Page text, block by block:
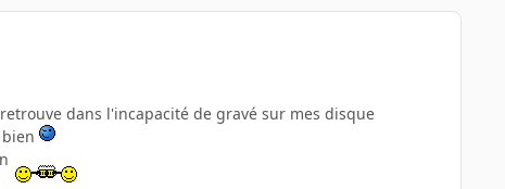
dans l'incapacité de gravé sur mes disque